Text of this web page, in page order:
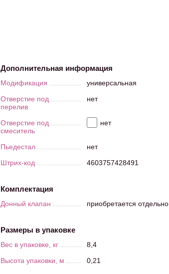
Дополнительная информация
Модификация
универсальная
Отверстие под
перелив
нет
Отверстие под
смеситель
нет
Пьедестал
нет
Штрих-код
4603757428491
Комплектация
Донный клапан приобретается отдельно
Размеры в упаковке
Вес в упаковке, кг
8,4
Высота упаковки, м
0,21